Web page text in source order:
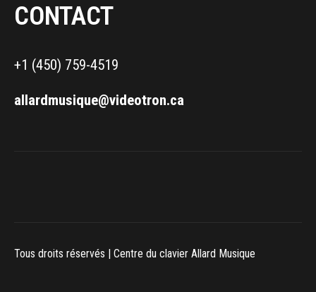
CONTACT
+1 (450) 759-4519
allardmusique@videotron.ca
Tous droits réservés | Centre du clavier Allard Musique